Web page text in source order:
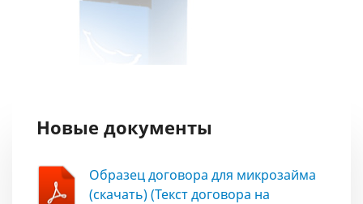
Новые документы
Образец договора для микрозайма
(скачать) (Текст договора на